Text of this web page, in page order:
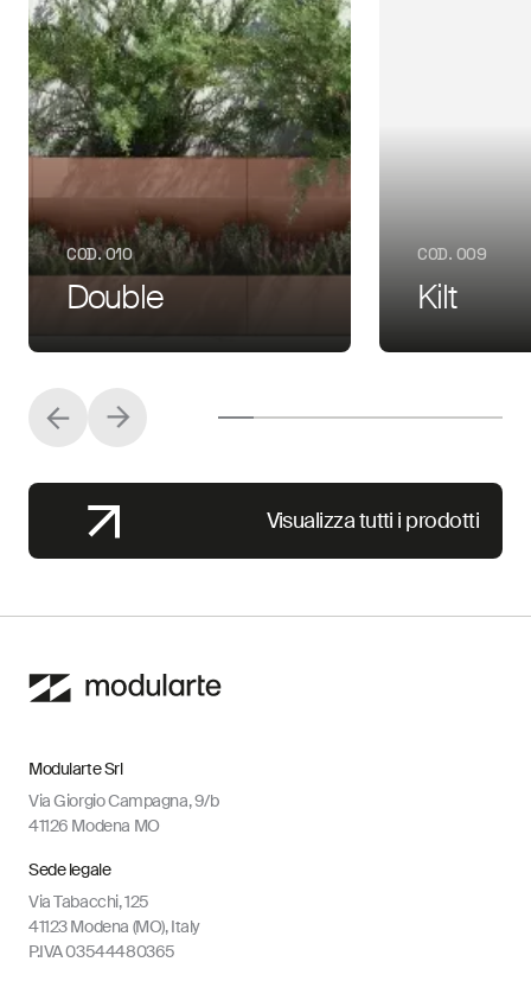
COD. 010
Double
COD. 009
Kilt
Visualizza tutti i prodotti
Modularte Srl
Via Giorgio Campagna, 9/b
41126 Modena MO
Sede legale
Via Tabacchi, 125
41123 Modena (MO), Italy
P.IVA 03544480365